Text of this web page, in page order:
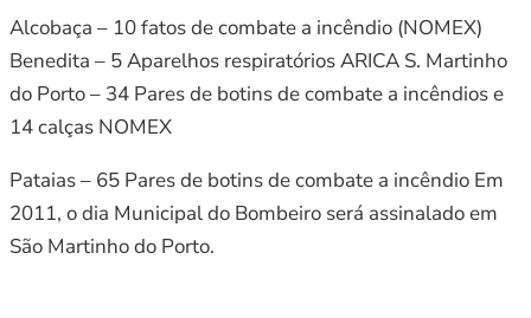
Alcobaça – 10 fatos de combate a incêndio (NOMEX)
Benedita – 5 Aparelhos respiratórios ARICA S. Martinho
do Porto – 34 Pares de botins de combate a incêndios e
14 calças NOMEX
Pataias – 65 Pares de botins de combate a incêndio Em
2011, o dia Municipal do Bombeiro será assinalado em
São Martinho do Porto.